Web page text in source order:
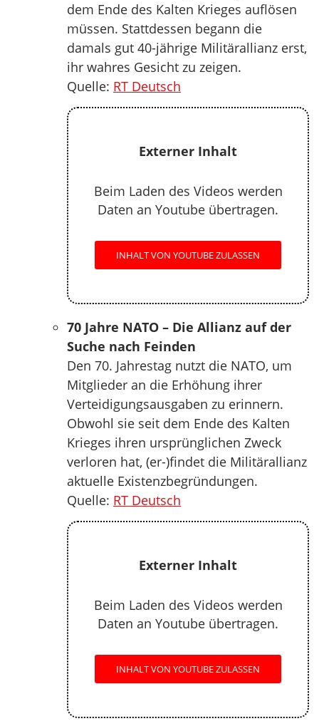
dem Ende des Kalten Krieges auflösen
müssen. Stattdessen begann die
damals gut 40-jährige Militärallianz erst,
ihr wahres Gesicht zu zeigen.
Quelle: RT Deutsch
Externer Inhalt
Beim Laden des Videos werden
Daten an Youtube übertragen.
INHALT VON YOUTUBE ZULASSEN
70 Jahre NATO – Die Allianz auf der
Suche nach Feinden
Den 70. Jahrestag nutzt die NATO, um
Mitglieder an die Erhöhung ihrer
Verteidigungsausgaben zu erinnern.
Obwohl sie seit dem Ende des Kalten
Krieges ihren ursprünglichen Zweck
verloren hat, (er-)findet die Militärallianz
aktuelle Existenzbegründungen.
Quelle: RT Deutsch
Externer Inhalt
Beim Laden des Videos werden
Daten an Youtube übertragen.
INHALT VON YOUTUBE ZULASSEN